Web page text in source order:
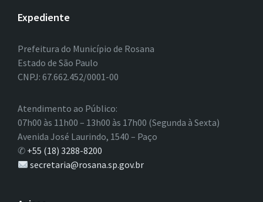
Expediente
Prefeitura do Município de Rosana
Estado de São Paulo
CNPJ: 67.662.452/0001-00
Atendimento ao Público:
07h00 às 11h00 – 13h00 às 17h00 (Segunda à Sexta)
Avenida José Laurindo, 1540 – Paço
✆ +55 (18) 3288-8200
secretaria@rosana.sp.gov.br